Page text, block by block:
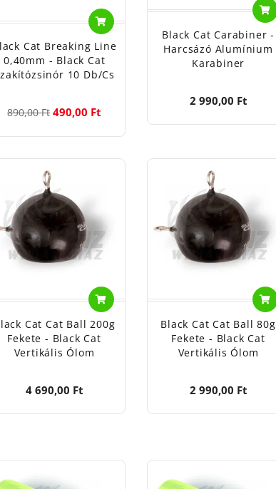
Cat Breaking Line
0,40mm - Black Cat
10 Db/cs
890,00 Ft 490,00 Ft
Black Cat Carabiner -
Harcsázó Alumínium
Karabiner
2 990,00 Ft
Cat Cat Ball 200g
Fekete - Black Cat
Vertikális Ólom
4 690,00 Ft
Black Cat Cat Ball 80g
Fekete - Black Cat
Vertikális Ólom
2 990,00 Ft